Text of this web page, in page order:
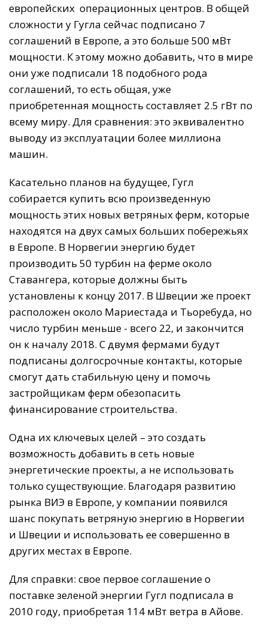
европейских операционных центров. В общей
сложности у Гугла сейчас подписано 7
соглашений в Европе, а это больше 500 мВт
мощности. К этому можно добавить, что в мире
они уже подписали 18 подобного рода
соглашений, то есть общая, уже
приобретенная мощность составляет 2.5 гВт по
всему миру. Для сравнения: это эквивалентно
выводу из эксплуатации более миллиона
машин.
Касательно планов на будущее, Гугл
собирается купить всю произведенную
мощность этих новых ветряных ферм, которые
находятся на двух самых больших побережьях
в Европе. В Норвегии энергию будет
производить 50 турбин на ферме около
Ставангера, которые должны быть
установлены к концу 2017. В Швеции же проект
расположен около Мариестада и Тьоребуда, но
число турбин меньше - всего 22, и закончится
он к началу 2018. С двумя фермами будут
подписаны долгосрочные контакты, которые
смогут дать стабильную цену и помочь
застройщикам ферм обезопасить
финансирование строительства.
Одна их ключевых целей – это создать
возможность добавить в сеть новые
энергетические проекты, а не использовать
только существующие. Благодаря развитию
рынка ВИЭ в Европе, у компании появился
шанс покупать ветряную энергию в Норвегии
и Швеции и использовать ее совершенно в
других местах в Европе.
Для справки: свое первое соглашение о
поставке зеленой энергии Гугл подписала в
2010 году, приобретая 114 мВт ветра в Айове.